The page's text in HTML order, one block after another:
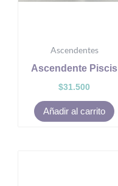
Ascendentes
Ascendente Piscis
$31.500
Añadir al carrito